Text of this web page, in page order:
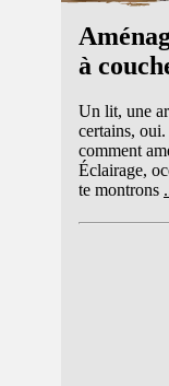
à
Un lit, une
certains,
comment
Éclairage,
te montrons